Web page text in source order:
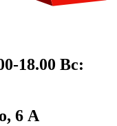
18.00 Вс:
6 А